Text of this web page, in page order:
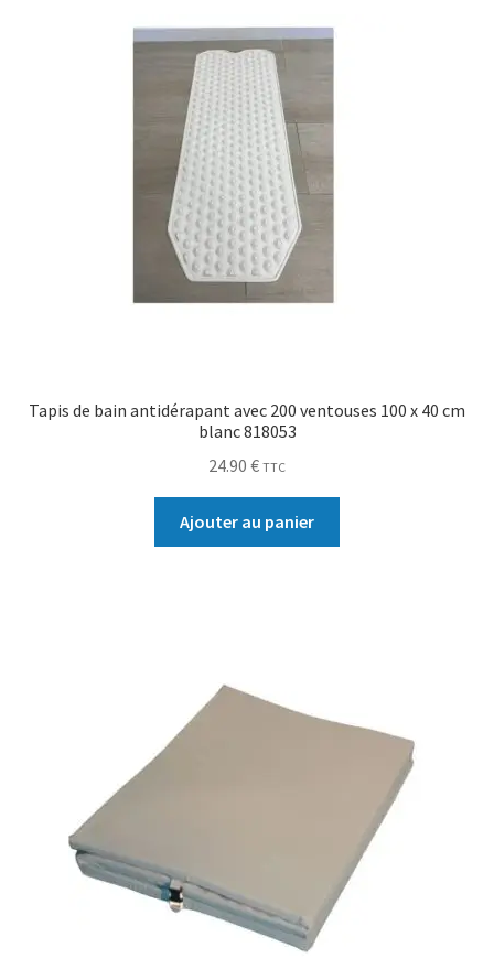
Tapis de bain antidérapant avec 200 ventouses 100 x 40 cm
blanc 818053
24.90 € TTC
Ajouter au panier